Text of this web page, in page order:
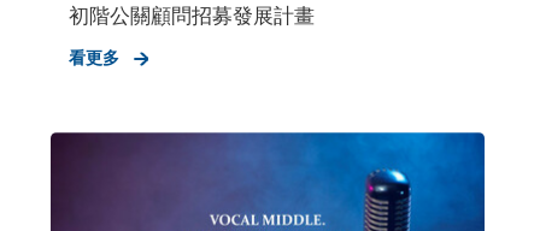
初階公關顧問招募發展計畫
看更多